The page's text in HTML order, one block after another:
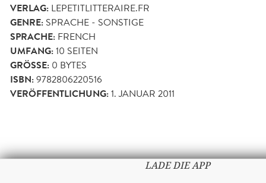
VERLAG: LEPETITLITTERAIRE.FR
GENRE: SPRACHE - SONSTIGE
SPRACHE: FRENCH
UMFANG:10 SEITEN
GRÖSSE: 0 BYTES
ISBN:9782806220516
VERÖFFENTLICHUNG:1. JANUAR 2011
LADE DIE APP